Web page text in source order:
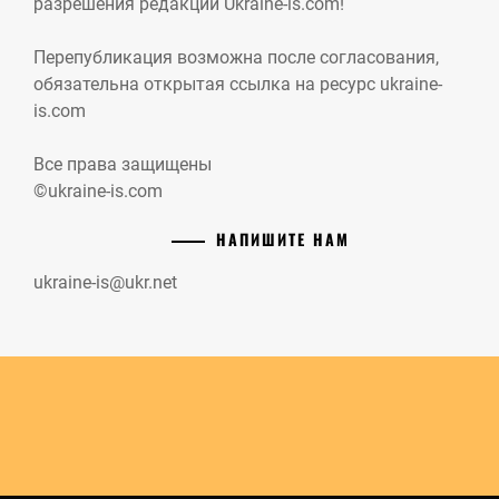
Перепубликация возможна после согласования,
обязательна открытая ссылка на ресурс ukraine-
is.com
Все права защищены
©ukraine-is.com
НАПИШИТЕ НАМ
ukraine-is@ukr.net